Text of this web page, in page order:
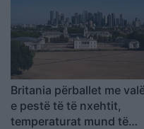
Britania përballet me
e pestë të të nxehtit,
temperaturat mund të